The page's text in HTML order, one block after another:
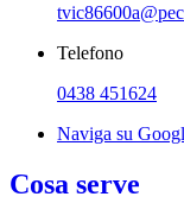
Telefono
0438 451624
Naviga su
Cosa serve